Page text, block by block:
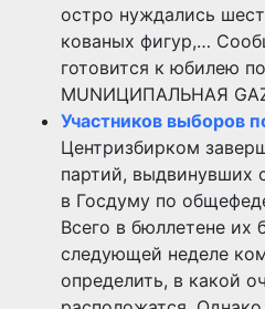
остро нуждались
кованых фигур,…
готовится к юбилею
MUNИЦИПАЛЬНАЯ
Участников выборов
Центризбирком
партий, выдвинувших
в Госдуму по
Всего в бюллетене их
следующей неделе
определить, в какой